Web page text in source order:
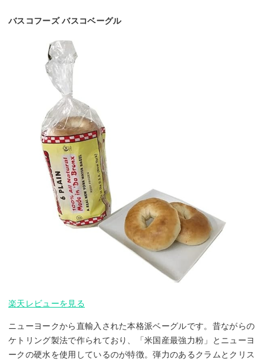
バスコフーズ バスコベーグル
楽天レビューを見る
ニューヨークから直輸入された本格派ベーグルです。昔ながらの
ケトリング製法で作られており、「米国産最強力粉」とニューヨ
ークの硬水を使用しているのが特徴。弾力のあるクラムとクリス